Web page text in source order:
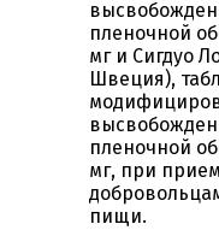
пленочной
мг и Сигдуо
Швеция),
пленочной
мг, при
пищи.